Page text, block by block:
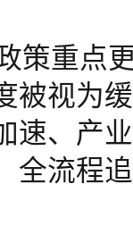
策重点
被视为
速、产
全流程